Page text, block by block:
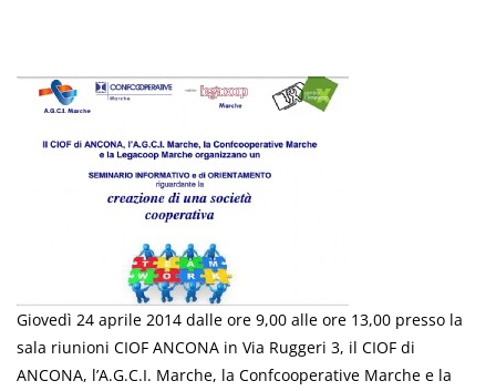
Giovedì 24 aprile 2014 dalle ore 9,00 alle ore 13,00 presso la
sala riunioni CIOF ANCONA in Via Ruggeri 3, il CIOF di
ANCONA, l’A.G.C.I. Marche, la Confcooperative Marche e la